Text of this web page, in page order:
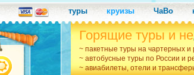
туры круизы ЧаВо
Горящие туры и
~ пакетные туры на чартерных и
~ автобусные туры по России и
~ авиабилеты, отели и